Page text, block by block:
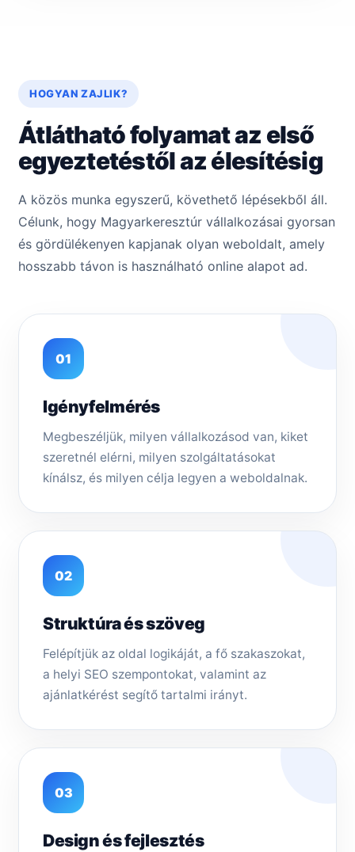
HOGYAN ZAJLIK?
Átlátható folyamat az első
egyeztetéstől az élesítésig
A közös munka egyszerű, követhető lépésekből áll.
Célunk, hogy Magyarkeresztúr vállalkozásai gyorsan
és gördülékenyen kapjanak olyan weboldalt, amely
hosszabb távon is használható online alapot ad.
01
Igényfelmérés
Megbeszéljük, milyen vállalkozásod van, kiket
szeretnél elérni, milyen szolgáltatásokat
kínálsz, és milyen célja legyen a weboldalnak.
02
Struktúra és szöveg
Felépítjük az oldal logikáját, a fő szakaszokat,
a helyi SEO szempontokat, valamint az
ajánlatkérést segítő tartalmi irányt.
03
Design és fejlesztés